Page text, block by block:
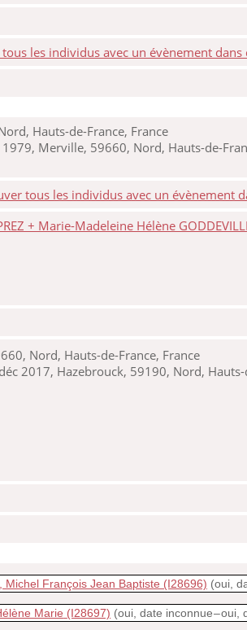
Hauts-de-France, France
Merville, 59660, Nord, Hauts-de-
+ Marie-Madeleine Hélène
Nord, Hauts-de-France, France
2017, Hazebrouck, 59190, Nord, Hauts-
Michel François Jean Baptiste (I28696) (oui,
Marie (I28697) (oui, date inconnue – oui,